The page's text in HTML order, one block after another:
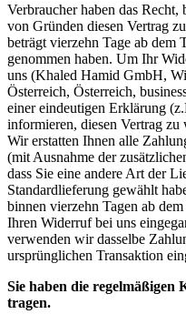
Verbraucher haben das
von Gründen diesen Vertrag
beträgt vierzehn Tage ab dem
genommen haben. Um Ihr
uns (Khaled Hamid GmbH,
Österreich, Österreich,
einer eindeutigen Erklärung
informieren, diesen Vertrag
Wir erstatten Ihnen alle
(mit Ausnahme der
dass Sie eine andere Art der
Standardlieferung gewählt
binnen vierzehn Tagen ab
Ihren Widerruf bei uns
verwenden wir dasselbe
ursprünglichen Transaktion
Sie haben die regelmäßigen
tragen.